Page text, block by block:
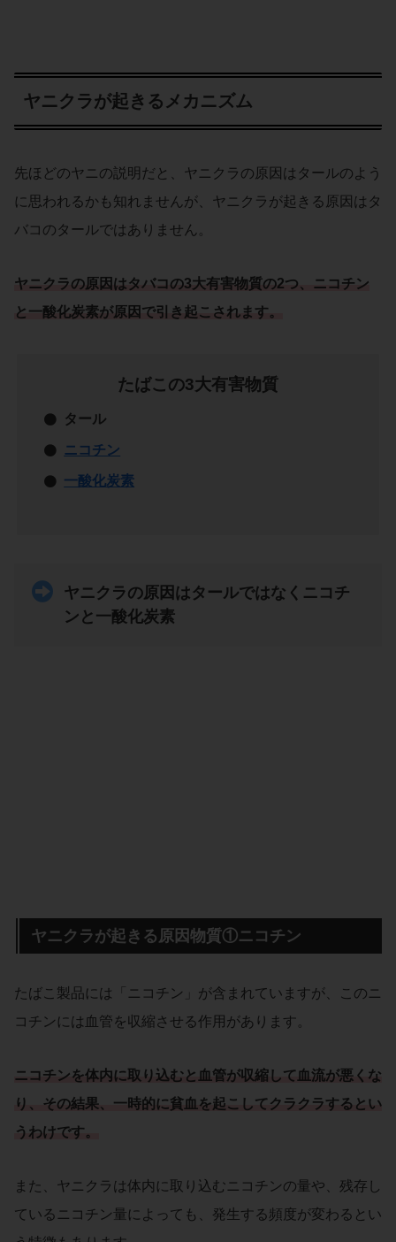
ヤニクラが起きるメカニズム
先ほどのヤニの説明だと、ヤニクラの原因はタールのよう
に思われるかも知れませんが、ヤニクラが起きる原因はタ
バコのタールではありません。
ヤニクラの原因はタバコの3大有害物質の2つ、 ニコチン
と 一酸化炭素が原因 で引き起こされます。
たばこの3大有害物質
タール
ニコチン
一酸化炭素
ヤニクラの原因はタールではなくニコチ
ンと一酸化炭素
ヤニクラが起きる原因物質①ニコチン
たばこ製品には「ニコチン」が含まれていますが、このニ
コチンには血管を収縮させる作用があります。
ニコチンを体内に取り込むと血管が収縮して血流が悪くな
り、その結果、一時的に貧血を起こしてクラクラするとい
うわけです。
また、ヤニクラは体内に取り込むニコチンの量や、残存し
ているニコチン量によっても、発生する頻度が変わるとい